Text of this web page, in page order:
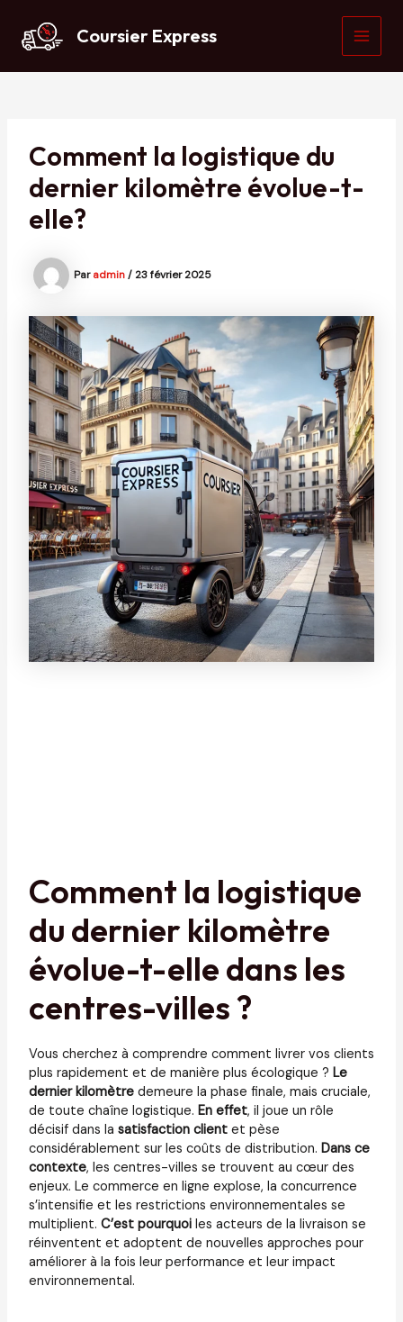
contenu
Coursier Express
Comment la logistique du
dernier kilomètre évolue-t-
elle?
Paradmin/ 23 février 2025
Comment la logistique
du dernier kilomètre
évolue-t-elle dans les
centres-villes ?
Vous cherchez à comprendre comment livrer vos clients
plus rapidement et de manière plus écologique ? Le
dernier kilomètredemeure la phase finale, mais cruciale,
de toute chaîne logistique. En effet, il joue un rôle
décisif dans la satisfaction clientet pèse
considérablement sur les coûts de distribution. Dans ce
contexte, les centres-villes se trouvent au cœur des
enjeux. Le commerce en ligne explose, la concurrence
s’intensifie et les restrictions environnementales se
multiplient. C’est pourquoiles acteurs de la livraison se
réinventent et adoptent de nouvelles approches pour
améliorer à la fois leur performance et leur impact
environnemental.